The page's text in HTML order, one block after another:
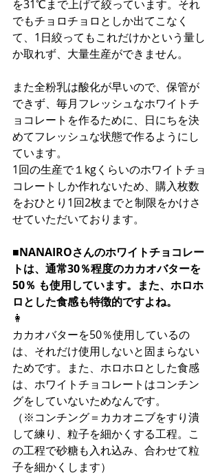
を31℃まで上げて絞っています。それ
でもチョロチョロとしか出てこなく
て、1日絞ってもこれだけかという量し
か取れず、大量生産ができません。
また全粉乳は酸化が早いので、保管が
できず、毎月フレッシュなホワイトチ
ョコレートを作るために、日にちを決
めてフレッシュな状態で作るようにし
ています。
1回の生産で１kgくらいのホワイトチョ
コレートしか作れないため、購入枚数
をおひとり1回2枚までと制限をかけさ
せていただいております。
■NANAIROさんのホワイトチョコレー
トは、通常30％程度のカカオバターを
50％ も使用しています。また、ホロホ
ロとした食感も特徴的ですよね。
👩
カカオバターを50％使用しているの
は、それだけ使用しないと固まらない
ためです。また、ホロホロとした食感
は、ホワイトチョコレートはコンチン
グをしていないためなんです。
（※コンチング＝カカオニブをすり潰
して練り、粒子を細かくする工程。こ
の工程で砂糖も入れ込み、合わせて粒
子を細かくします）